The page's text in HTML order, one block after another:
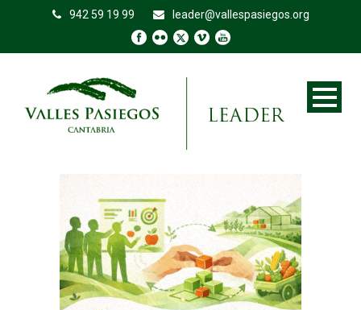
942 59 19 99 leader@vallespasiegos.org